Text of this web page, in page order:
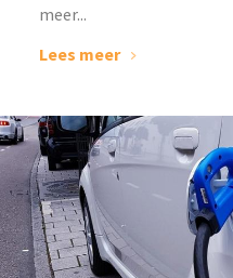
meer...
Lees meer